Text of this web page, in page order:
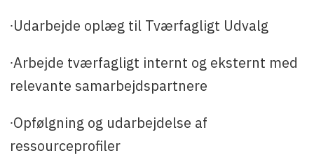
∙Udarbejde oplæg til Tværfagligt Udvalg
∙Arbejde tværfagligt internt og eksternt med
relevante samarbejdspartnere
∙Opfølgning og udarbejdelse af
ressourceprofiler